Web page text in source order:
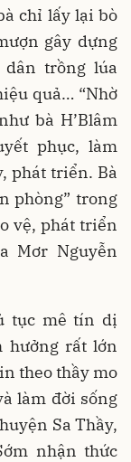
chỉ lấy lại bò
gây dựng
trồng lúa
quả… “Nhờ
bà H’Blâm
phục, làm
phát triển. Bà
phòng” trong
vệ, phát triển
Mơr Nguyễn
tục mê tín dị
hưởng rất lớn
theo thầy mo
làm đời sống
Sa Thầy,
nhận thức